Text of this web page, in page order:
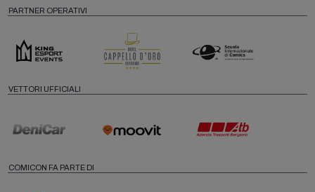
PARTNER OPERATIVI
VETTORI UFFICIALI
COMICON FA PARTE DI